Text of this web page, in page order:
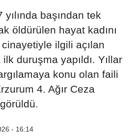
yılında başından tek
öldürülen hayat kadını
ilgili açılan
duruşma yapıldı. Yıllar
konu olan faili
4. Ağır Ceza
- 16:14